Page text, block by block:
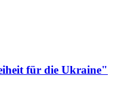
für die Ukraine"